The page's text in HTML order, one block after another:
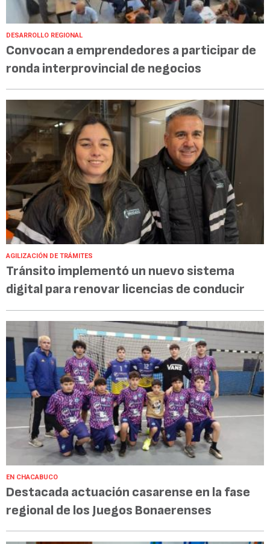
DESARROLLO REGIONAL
Convocan a emprendedores a participar de
ronda interprovincial de negocios
AGILIZACIÓN DE TRÁMITES
Tránsito implementó un nuevo sistema
digital para renovar licencias de conducir
EN CHACABUCO
Destacada actuación casarense en la fase
regional de los Juegos Bonaerenses